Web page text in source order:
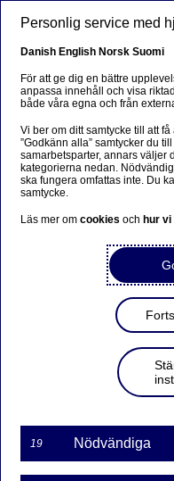
Nordea Bank
av egna aktier
14.12.2023
2023-12-14 21:30
Nordea Bank Ab
Börsmeddelande –
14.12.2023 kl. 22.30
Nordea Bank Abp
återköp av egna
Personlig service med
Danish English Norsk Suomi
För att ge dig en bättre
anpassa innehåll och visa
både våra egna och från
Vi ber om ditt samtycke till att
”Godkänn alla” samtycker du
samarbetsparter, annars väljer
kategorierna nedan.
ska fungera omfattas inte. Du
samtycke.
Läs mer omcookiesoch hur
19 Nödvändiga